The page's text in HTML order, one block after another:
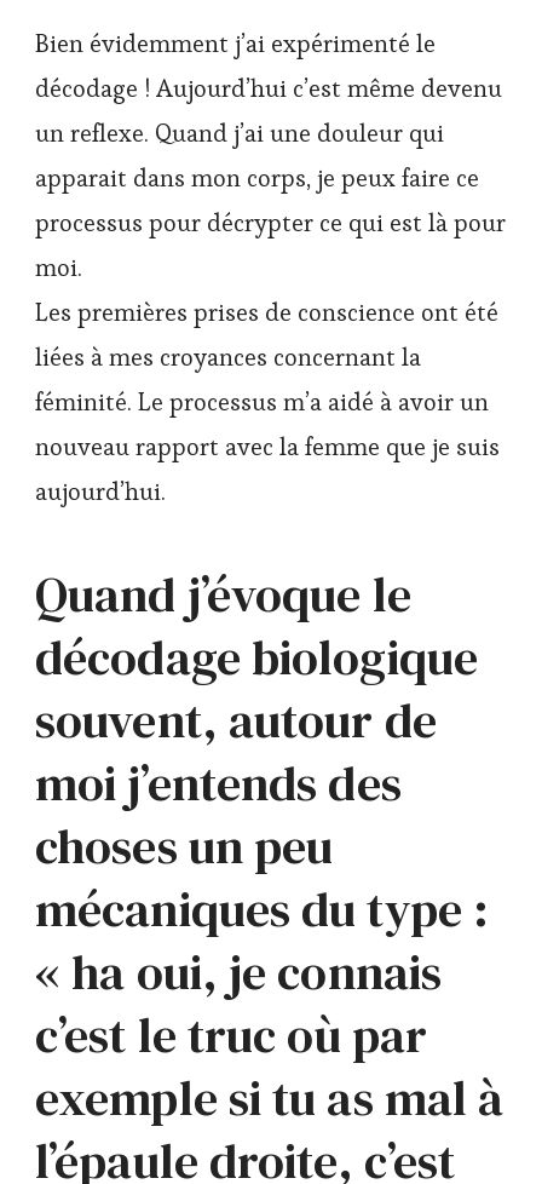
Bien évidemment j’ai expérimenté le
décodage ! Aujourd’hui c’est même devenu
un reflexe. Quand j’ai une douleur qui
apparait dans mon corps, je peux faire ce
processus pour décrypter ce qui est là pour
moi.
Les premières prises de conscience ont été
liées à mes croyances concernant la
féminité. Le processus m’a aidé à avoir un
nouveau rapport avec la femme que je suis
aujourd’hui.
Quand j’évoque le
décodage biologique
souvent, autour de
moi j’entends des
choses un peu
mécaniques du type :
« ha oui, je connais
c’est le truc où par
exemple si tu as mal à
l’épaule droite, c’est